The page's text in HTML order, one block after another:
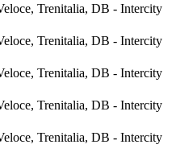
Trenitalia, DB - Intercity
Trenitalia, DB - Intercity
Trenitalia, DB - Intercity
Trenitalia, DB - Intercity
Trenitalia, DB - Intercity